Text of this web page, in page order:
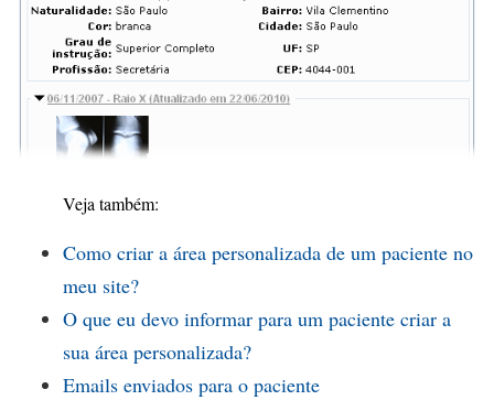
Veja também:
Como criar a área personalizada de um paciente no
meu site?
O que eu devo informar para um paciente criar a
sua área personalizada?
Emails enviados para o paciente